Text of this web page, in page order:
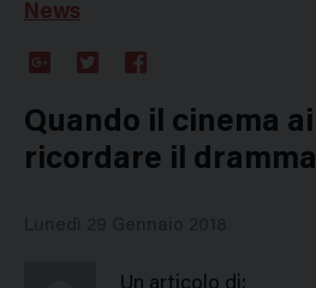
News
Plus
Quando il cinema
ricordare il